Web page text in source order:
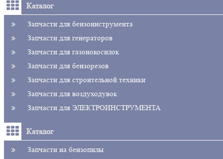
Каталог
Запчасти для бензоинструмента
Запчасти для генераторов
Запчасти для газонокосилок
Запчасти для бензорезов
Запчасти для строительной техники
Запчасти для воздуходувок
Запчасти для ЭЛЕКТРОИНСТРУМЕНТА
Каталог
Запчасти на бензопилы